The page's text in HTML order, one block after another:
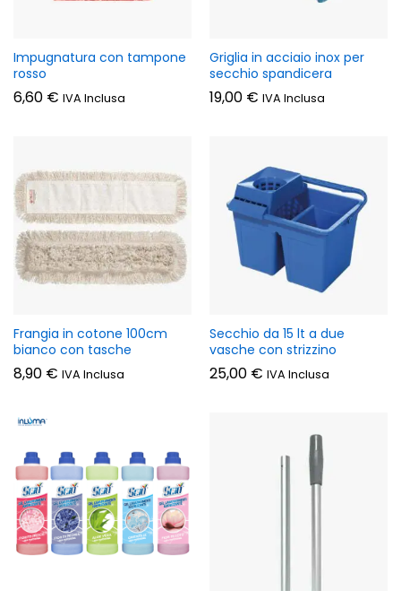
Impugnatura con tampone
rosso
6,60 € IVA Inclusa
Griglia in acciaio inox per
secchio spandicera
19,00 € IVA Inclusa
Frangia in cotone 100cm
bianco con tasche
8,90 € IVA Inclusa
Secchio da 15 lt a due
vasche con strizzino
25,00 € IVA Inclusa